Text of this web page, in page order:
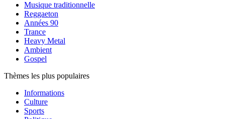
Musique traditionnelle
Reggaeton
Années 90
Trance
Heavy Metal
Ambient
Gospel
Thèmes les plus populaires
Informations
Culture
Sports